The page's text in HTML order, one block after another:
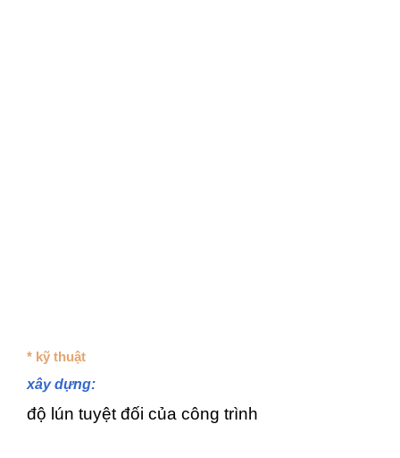
* kỹ thuật
xây dựng:
độ lún tuyệt đối của công trình